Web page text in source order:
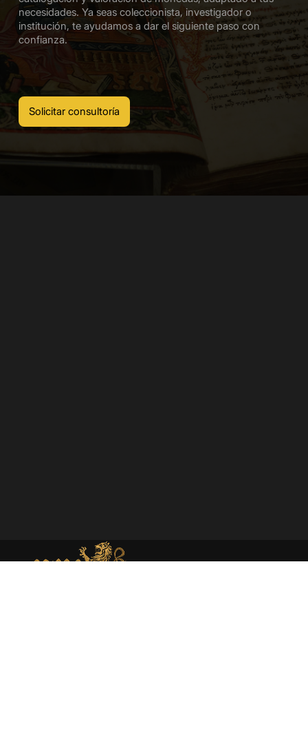
necesidades. Ya seas coleccionista, investigador o
institución, te ayudamos a dar el siguiente paso con
confianza.
Solicitar consultoría